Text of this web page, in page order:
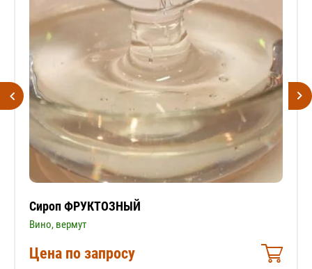
Сироп ФРУКТОЗНЫЙ
Вино, вермут
Цена по запросу